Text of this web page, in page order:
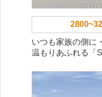
いつも家族の側に
温もりあふれる「